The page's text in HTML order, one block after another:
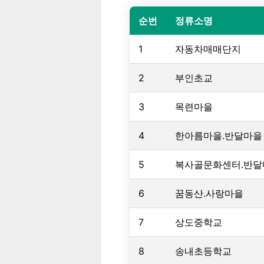
순번 정류소명
1 자동차매매단지
2 부인초교
3 목련마을
4 한아름마을.반달마을
5 복사골문화센터.반
6 꿈동산.사랑마을
7 상도중학교
8 송내초등학교